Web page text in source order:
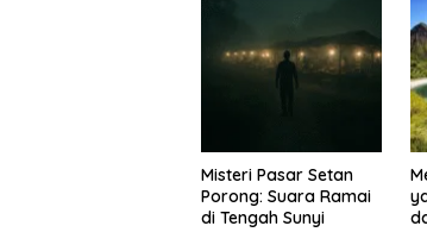
Misteri Pasar Setan
Porong: Suara Ramai
di Tengah Sunyi